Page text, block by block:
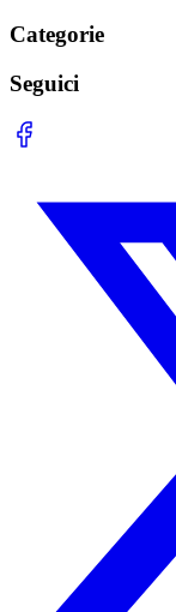
Categorie
Seguici